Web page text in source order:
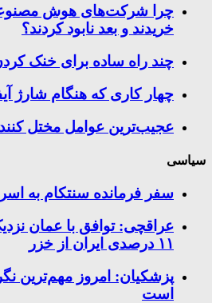
چرا شرکت‌های هوش مصنوعی
خریدند و بعد نابود کردند؟
چند راه‌ ساده برای خنک
چهار کاری که هنگام شارژ
عجیب‌ترین عوامل مختل
سیاسی
سفر فرمانده سنتکام به
عراقچی: توافق با عمان
۱۱ درصدی ایران از خزر
پزشکیان: امروز مهم‌ترین
است